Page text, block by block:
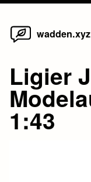
Skip
wadden.xyz
Ligier
1:43